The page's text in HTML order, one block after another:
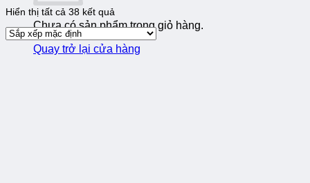
Chưa có sản phẩm trong giỏ hàng.
Quay trở lại cửa hàng
Hiển thị tất cả 38 kết quả